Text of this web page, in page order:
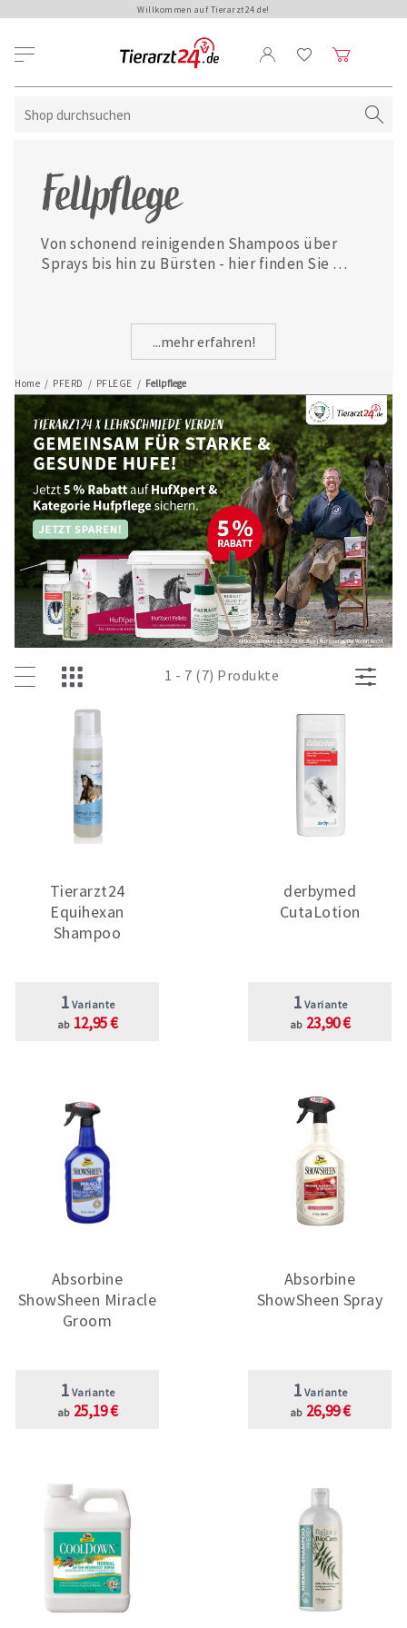
Willkommen auf Tierarzt24.de!
Home / PFERD / PFLEGE / Fellpflege
Fellpflege
Von schonend reinigenden Shampoos über
Sprays bis hin zu Bürsten - hier finden Sie
...mehr erfahren!
1 - 7 (7) Produkte
Tierarzt24
Equihexan
Shampoo
1 Variante
ab 12,95 €
derbymed
CutaLotion
1 Variante
ab 23,90 €
Absorbine
ShowSheen Miracle
Groom
1 Variante
ab 25,19 €
Absorbine
ShowSheen Spray
1 Variante
ab 26,99 €